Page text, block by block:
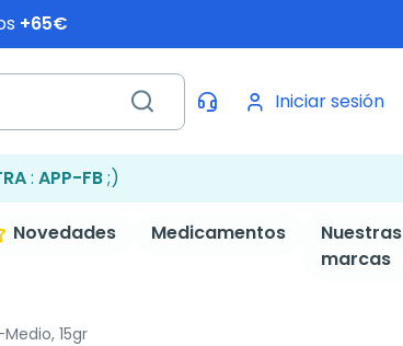
+65€
Iniciar sesión
: APP-FB;)
Novedades Medicamentos
Nuestras
marcas
15gr